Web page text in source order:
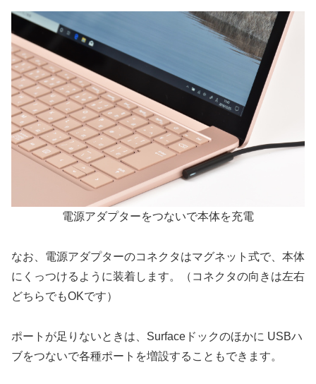
電源アダプターをつないで本体を充電
なお、電源アダプターのコネクタはマグネット式で、本体
にくっつけるように装着します。（コネクタの向きは左右
どちらでもOKです）
ポートが足りないときは、Surfaceドックのほかに USBハ
ブをつないで各種ポートを増設することもできます。